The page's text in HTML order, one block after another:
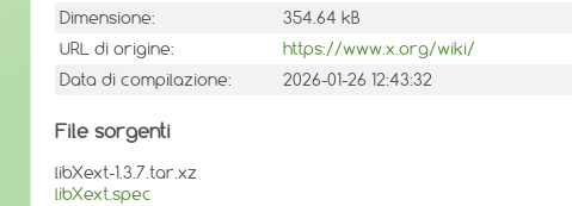
Dimensione:
354.64 kB
URL di origine:
https://www.x.org/wiki/
Data di compilazione:
2026-01-26 12:43:32
File sorgenti
libXext-1.3.7.tar.xz
libXext.spec